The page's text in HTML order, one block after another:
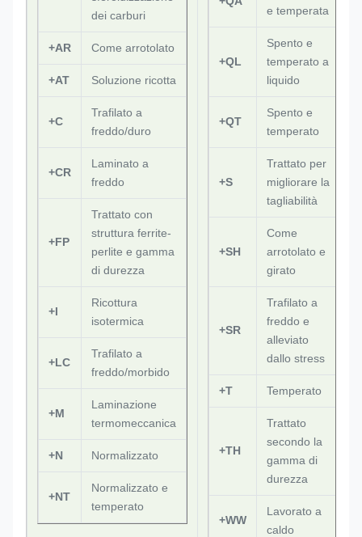
dei carburi
+AR Come arrotolato
+AT Soluzione ricotta
+C
Trafilato a
freddo/duro
+CR
Laminato a
freddo
+FP
Trattato con
struttura ferrite-
perlite e gamma
di durezza
+I
Ricottura
isotermica
+LC
Trafilato a
freddo/morbido
+M
Laminazione
termomeccanica
+N Normalizzato
+NT
Normalizzato e
temperato
e temperata
+QL
Spento e
temperato a
liquido
+QT
Spento e
temperato
+S
Trattato per
migliorare la
tagliabilità
+SH
Come
arrotolato e
girato
+SR
Trafilato a
freddo e
alleviato
dallo stress
+T Temperato
+TH
Trattato
secondo la
gamma di
durezza
+WW
Lavorato a
caldo